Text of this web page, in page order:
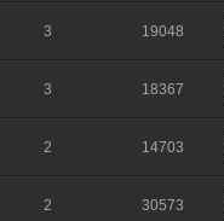
3 19048
3 18367
2 14703
2 30573